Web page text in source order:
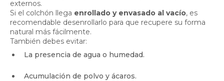
externos.
Si el colchón llega enrollado y envasado al vacío, es
recomendable desenrollarlo para que recupere su forma
natural más fácilmente.
También debes evitar:
La presencia de agua o humedad.
Acumulación de polvo y ácaros.